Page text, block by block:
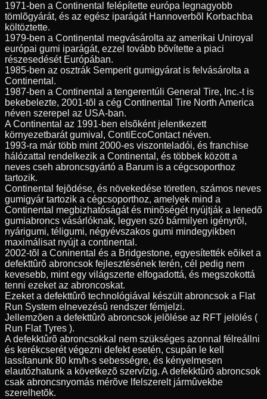
1971-ben a Continental felépítette európa legnagyobb
tömlõgyárát, és az egész iparágát Hannoverbõl Korbachba
költöztette.
1979-ben a Continental megvásárolta az amerikai Uniroyal
európai gumi iparágát, ezzel tovább bõvítette a piaci
részesedését Európában.
1985-ben az osztrák Semperit gumigyárat is felvásárolta a
Continental.
1987-ben a Continental a tengerentúli General Tire, Inc.-t is
bekebelezte, 2001-tõl a cég Continental Tire North America
néven szerepel az USA-ban.
A Continental az 1991-ben elsõként jelentkezett
környezetbarát gumival, ContiEcoContact néven.
1993-ra már több mint 2000-es viszonteladói, és franchise
hálózattal rendelkezik a Continental, és többek között a
neves cseh abroncsgyártó a Barum is a cégcsoporthoz
tartozik.
Continental fejõdése, és növekedése töretlen, számos neves
gumigyár tartozik a cégcsoporthoz, amelyek mind a
Continental megbizhatóságát és minõségét nyújtják a lenedõ
gumiabroncs vásárlóknak, legyen szó bármilyen igényrõl,
nyárigumi, téligumi, négyévszakos gumi mindegyikben
maximálisat nyújt a continental.
2002-tõl a Coninental és a Bridgestone, egyesítették eõiket a
defekttûrõ abroncsok fejlesztésének terén, cél pedig nem
kevesebb, mint egy világszerte elfogadottá, és megszokottá
tenni ezeket az abroncoskat.
Ezeket a defekttûrõ technológiával készült abroncsok a Flat
Run System elnevezésû rendszer fémjelzi.
Jellemzõen a defekttûrõ abroncsok jelõlése az RFT jelölés (
Run Flat Tyres ).
A defekktûrõ abroncsokkal nem szükséges azonnal félreállni
és kerékcserét végezni defekt esetén, csupán le kell
lassítanunk 80 km/h-s sebességre, és kényelmesen
elautózhatunk a következõ szervízig. A defekktûrõ abroncsok
csak abroncsnyomás mérõve lfelszerelt jármûvekbe
szerelhetõk.